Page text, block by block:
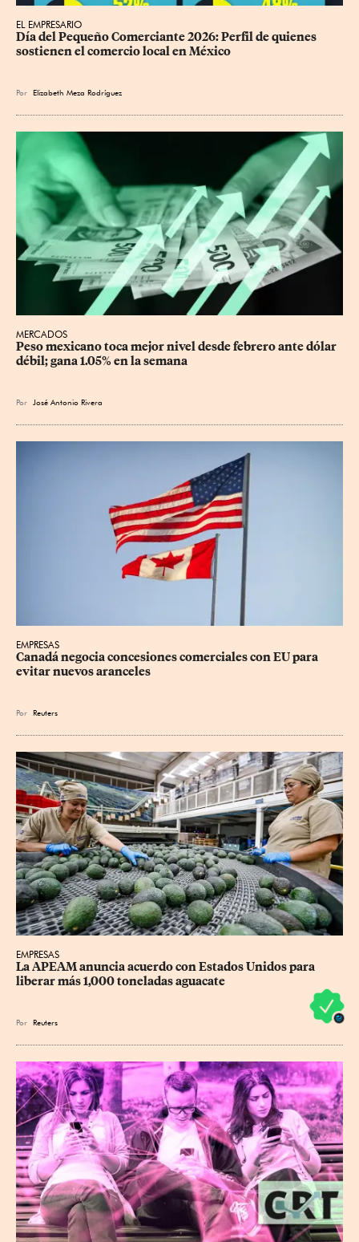
EL EMPRESARIO
Día del Pequeño Comerciante 2026: Perfil de quienes
sostienen el comercio local en México
Por Elizabeth Meza Rodríguez
MERCADOS
Peso mexicano toca mejor nivel desde febrero ante dólar
débil; gana 1.05% en la semana
Por José Antonio Rivera
EMPRESAS
Canadá negocia concesiones comerciales con EU para
evitar nuevos aranceles
Por Reuters
EMPRESAS
La APEAM anuncia acuerdo con Estados Unidos para
liberar más 1,000 toneladas aguacate
Por Reuters